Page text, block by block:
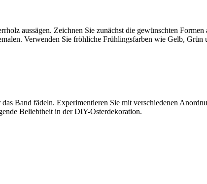
aussägen. Zeichnen Sie zunächst die gewünschten
Verwenden Sie fröhliche Frühlingsfarben wie Gelb, Grün
Band fädeln. Experimentieren Sie mit verschiedenen
Beliebtheit in der DIY-Osterdekoration.